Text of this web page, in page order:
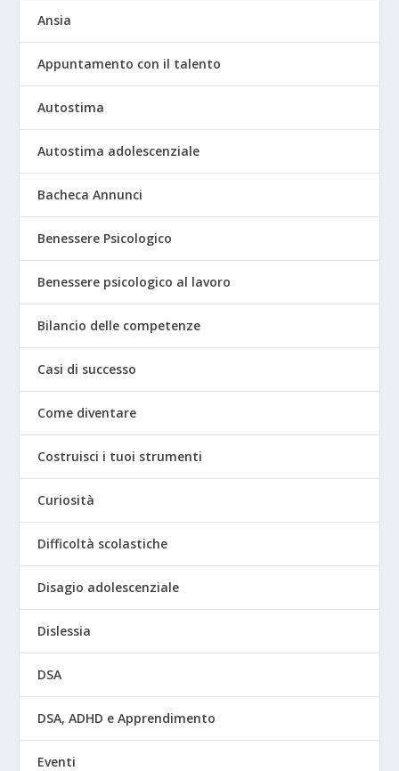
Ansia
Appuntamento con il talento
Autostima
Autostima adolescenziale
Bacheca Annunci
Benessere Psicologico
Benessere psicologico al lavoro
Bilancio delle competenze
Casi di successo
Come diventare
Costruisci i tuoi strumenti
Curiosità
Difficoltà scolastiche
Disagio adolescenziale
Dislessia
DSA
DSA, ADHD e Apprendimento
Eventi